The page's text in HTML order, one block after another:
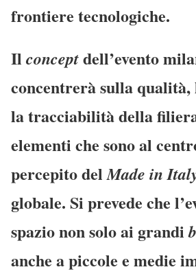
frontiere tecnologiche.
Il conceptdell’evento
concentrerà sullaqualità,
la tracciabilitàdella
elementi che sono al
percepito delMade in
globale. Si prevede che
spazio non solo ai grandi
anche apiccole e medie